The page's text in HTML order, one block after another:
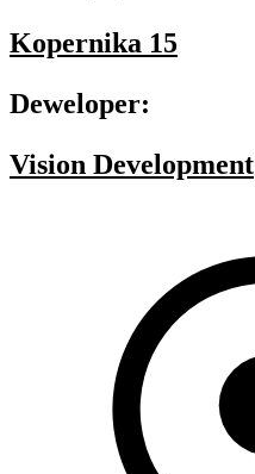
Kopernika 15
Deweloper:
Vision Development